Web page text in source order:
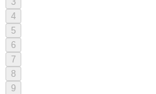
4
5
6
7
8
9